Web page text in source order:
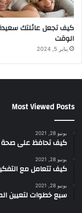
كيف تجعل عائلتك
الوقت
يناير 5, 2024
Most Viewed Posts
يونيو 28, 2021
كيف تحافظ على
يونيو 28, 2021
كيف تتعامل مع
يونيو 28, 2021
سبع خطوات لتعيين